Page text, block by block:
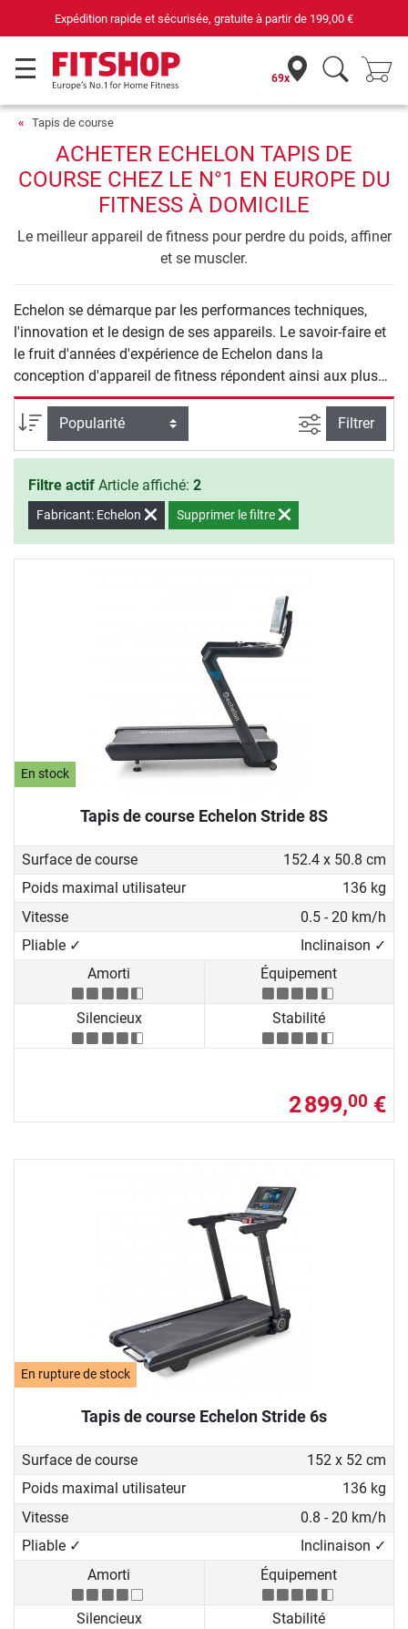
Expédition rapide et sécurisée, gratuite à partir de 199,00 €
69x
Tapis de course
ACHETER ECHELON TAPIS DE
COURSE CHEZ LE N°1 EN EUROPE DU
FITNESS À DOMICILE
Le meilleur appareil de fitness pour perdre du poids, affiner
et se muscler.
Echelon se démarque par les performances techniques,
l'innovation et le design de ses appareils. Le savoir-faire et
le fruit d'années d'expérience de Echelon dans la
conception d'appareil de fitness répondent ainsi aux plus
hautes exigences.
Trier par
Filtrer la
Filtrer
Filtre actif Article affiché: 2
Fabricant: Echelon Supprimer le filtre
En stock
Tapis de course Echelon Stride 8S
Surface de course
152.4 x 50.8 cm
Poids maximal utilisateur
136 kg
Vitesse
0.5 - 20 km/h
Pliable ✓
Inclinaison ✓
Amorti
Équipement
Silencieux Stabilité
2 899,00 €
En rupture de stock
Tapis de course Echelon Stride 6s
Surface de course
152 x 52 cm
Poids maximal utilisateur
136 kg
Vitesse
0.8 - 20 km/h
Pliable ✓
Inclinaison ✓
Amorti
Équipement
Silencieux Stabilité